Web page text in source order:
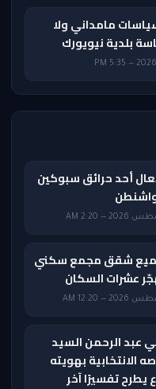
مامداني ولا
بلدية نيويورك
أحد حرائق سبوكين
شقق مجمع سكني
عشرات السكان
عبد الرحمن السيد
الانتخابية بهويته
تفسيرًا آخر